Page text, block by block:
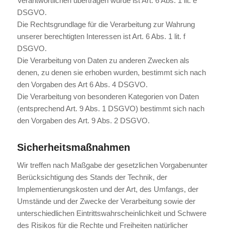
DSGVO.
Die Rechtsgrundlage für die Verarbeitung zur Wahrung
unserer berechtigten Interessen ist Art. 6 Abs. 1 lit. f
DSGVO.
Die Verarbeitung von Daten zu anderen Zwecken als
denen, zu denen sie erhoben wurden, bestimmt sich nach
den Vorgaben des Art 6 Abs. 4 DSGVO.
Die Verarbeitung von besonderen Kategorien von Daten
(entsprechend Art. 9 Abs. 1 DSGVO) bestimmt sich nach
den Vorgaben des Art. 9 Abs. 2 DSGVO.
Sicherheitsmaßnahmen
Wir treffen nach Maßgabe der gesetzlichen Vorgabenunter
Berücksichtigung des Stands der Technik, der
Implementierungskosten und der Art, des Umfangs, der
Umstände und der Zwecke der Verarbeitung sowie der
unterschiedlichen Eintrittswahrscheinlichkeit und Schwere
des Risikos für die Rechte und Freiheiten natürlicher